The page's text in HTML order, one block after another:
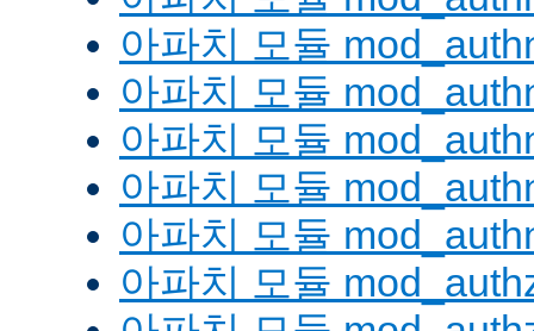
아파치 모듈
아파치 모듈
아파치 모듈
아파치 모듈
아파치 모듈
아파치 모듈